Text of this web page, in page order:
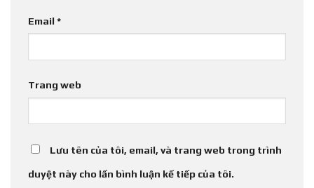
Email *
Trang web
Lưu tên của tôi, email, và trang web trong trình
duyệt này cho lần bình luận kế tiếp của tôi.